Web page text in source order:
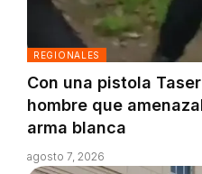
REGIONALES
Con una pistola
hombre que
arma blanca
agosto 7, 2026